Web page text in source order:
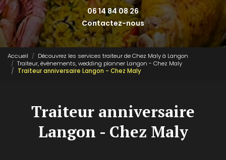
06 14 84 08 26
Contactez-nous
Accueil
Découvrez les services traiteur de Chez Maly à Langon
Traiteur, évènements, wedding planner Langon - Chez Maly
Traiteur anniversaire Langon - Chez Maly
Traiteur anniversaire
Langon - Chez Maly